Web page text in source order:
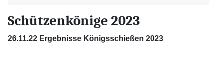
Schützenkönige 2023
26.11.22 Ergebnisse Königsschießen 2023